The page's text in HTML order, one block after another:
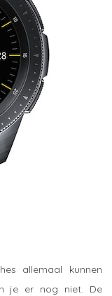
allemaal kunnen
je er nog niet. De